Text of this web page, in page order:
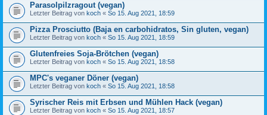
Parasolpilzragout (vegan)
Letzter Beitrag von koch « So 15. Aug 2021, 18:59
Pizza Prosciutto (Baja en carbohidratos, Sin gluten, vegan)
Letzter Beitrag von koch « So 15. Aug 2021, 18:59
Glutenfreies Soja-Brötchen (vegan)
Letzter Beitrag von koch « So 15. Aug 2021, 18:58
MPC's veganer Döner (vegan)
Letzter Beitrag von koch « So 15. Aug 2021, 18:58
Syrischer Reis mit Erbsen und Mühlen Hack (vegan)
Letzter Beitrag von koch « So 15. Aug 2021, 18:57